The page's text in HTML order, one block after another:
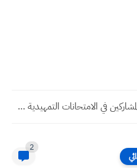
أسماء المشاركين في الامتحانات التمهيدية ٢٠٢٣ سادس علمي وادبي تربية...
2